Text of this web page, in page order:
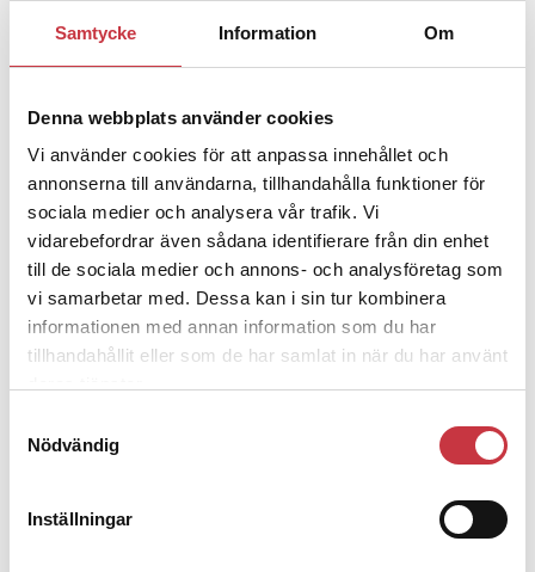
Samtycke Information Om
Denna webbplats använder cookies
Vi använder cookies för att anpassa innehållet och
annonserna till användarna, tillhandahålla funktioner för
sociala medier och analysera vår trafik. Vi
vidarebefordrar även sådana identifierare från din enhet
till de sociala medier och annons- och analysföretag som
vi samarbetar med. Dessa kan i sin tur kombinera
informationen med annan information som du har
tillhandahållit eller som de har samlat in när du har använt
Nödvändig
Inställningar
kronor
Insändare:
polisaspiranter underkänns på
godtyckliga grunder
1 juni 2026
Jens Mårtensson:Snart 20 år i tjänst – nu
ska han lära sig grunderna
4 juni 2026
Polisregionen erkänner fel: ”Kommer att
Mobilannons